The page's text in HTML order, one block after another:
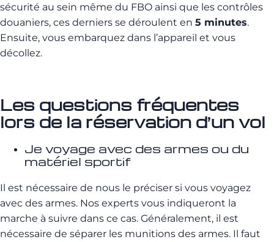
sécurité au sein même du FBO ainsi que les contrôles
douaniers, ces derniers se déroulent en 5 minutes.
Ensuite, vous embarquez dans l’appareil et vous
décollez.
Les questions fréquentes
lors de la réservation d’un vol
Je voyage avec des armes ou du
matériel sportif
Il est nécessaire de nous le préciser si vous voyagez
avec des armes. Nos experts vous indiqueront la
marche à suivre dans ce cas. Généralement, il est
nécessaire de séparer les munitions des armes. Il faut